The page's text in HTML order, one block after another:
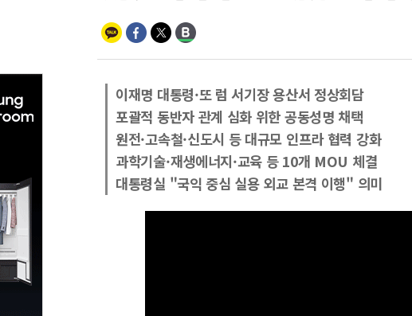
이재명 대통령·또 럼 서기장 용산서 정상회담
포괄적 동반자 관계 심화 위한 공동성명 채택
원전·고속철·신도시 등 대규모 인프라 협력 강화
과학기술·재생에너지·교육 등 10개 MOU 체결
대통령실 "국익 중심 실용 외교 본격 이행" 의미